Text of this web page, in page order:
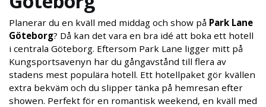
Planerar du en kväll med middag och show på Park Lane
Göteborg? Då kan det vara en bra idé att boka ett hotell
i centrala Göteborg. Eftersom Park Lane ligger mitt på
Kungsportsavenyn har du gångavstånd till flera av
stadens mest populära hotell. Ett hotellpaket gör kvällen
extra bekväm och du slipper tänka på hemresan efter
showen. Perfekt för en romantisk weekend, en kväll med